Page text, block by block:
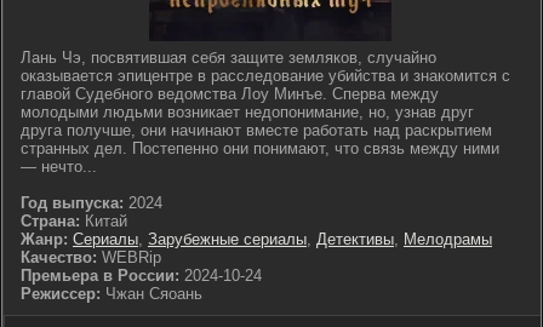
Лань Чэ, посвятившая себя защите земляков, случайно
оказывается эпицентре в расследование убийства и знакомится с
главой Судебного ведомства Лоу Минъе. Сперва между
молодыми людьми возникает недопонимание, но, узнав друг
друга получше, они начинают вместе работать над раскрытием
странных дел. Постепенно они понимают, что связь между ними
— нечто...
Год выпуска: 2024
Страна: Китай
Жанр: Сериалы, Зарубежные сериалы, Детективы, Мелодрамы
Качество: WEBRip
Премьера в России: 2024-10-24
Режиссер: Чжан Сяоань